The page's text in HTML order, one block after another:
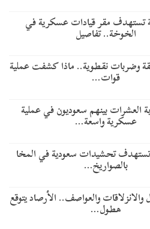
تستهدف مقر قيادات عسكرية في
الخوخة.. تفاصيل
وضربات نقطوية.. ماذا كشفت عملية
قوات…
العشرات بينهم سعوديون في عملية
عسكرية واسعة…
تحشيدات سعودية في المخا
بالصواريخ…
والعواصف.. الأرصاد يتوقع
هطول…